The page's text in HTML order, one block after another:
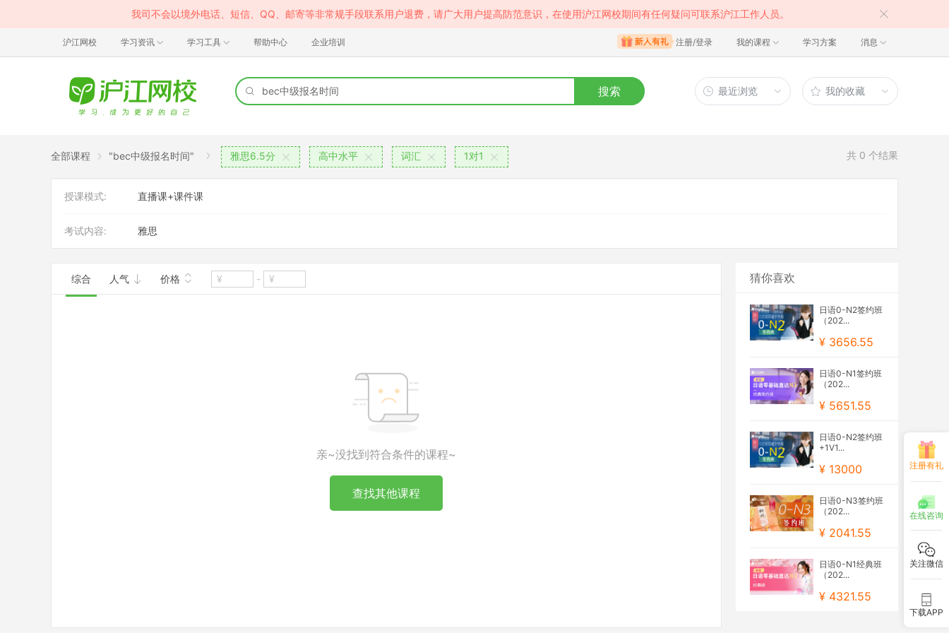
我司不会以境外电话、短信、QQ、邮寄等非常规手段联系用户退费，请广大用户提高防范意识，在使用沪江网校期间有任何疑问可联系沪江工作人员。
沪江网校 学习资讯 学习工具 帮助中心 企业培训 注册/登录 我的课程 学习方案 消息
搜索 最近浏览 我的收藏
全部课程 "bec中级报名时间" 雅思6.5分 高中水平 词汇 1对1 共 0 个结果
授课模式: 直播课+课件课
考试内容: 雅思
综合 人气 价格 -
亲~没找到符合条件的课程~
查找其他课程
猜你喜欢
日语0-N2签约班
（202...
¥ 3656.55
日语0-N1签约班
（202...
¥ 5651.55
日语0-N2签约班
+1V1...
¥ 13000
日语0-N3签约班
（202...
¥ 2041.55
日语0-N1经典班
（202...
¥ 4321.55
注册有礼
在线咨询
关注微信
下载APP